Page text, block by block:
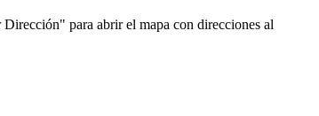
para abrir el mapa con direcciones al